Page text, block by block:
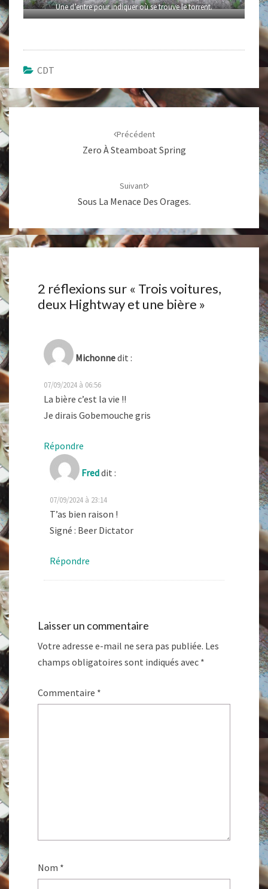
Une d’entre pour indiquer où se trouve le torrent.
CDT
Navigation
d'article
Précédent
Zero À Steamboat Spring
Suivant
Sous La Menace Des Orages.
2 réflexions sur « Trois voitures,
deux Hightway et une bière »
Michonnedit :
07/09/2024 à 06:56
La bière c’est la vie !!
Je dirais Gobemouche gris
Répondre
Freddit :
07/09/2024 à 23:14
T’as bien raison !
Signé : Beer Dictator
Répondre
Laisser un commentaire
Votre adresse e-mail ne sera pas publiée. Les
champs obligatoires sont indiqués avec *
Commentaire *
Nom *